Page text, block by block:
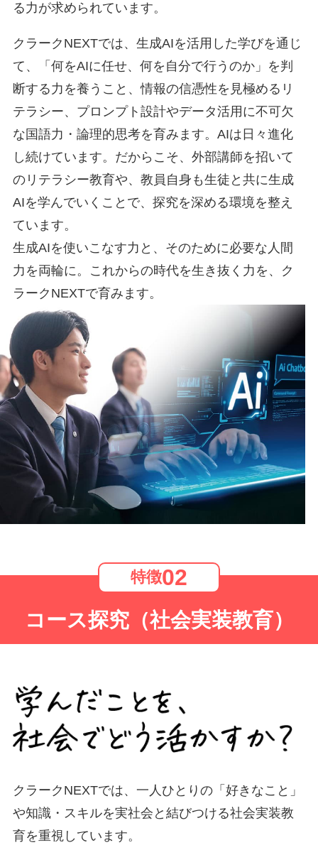
る力が求められています。
クラークNEXTでは、生成AIを活用した学びを通じ
て、「何をAIに任せ、何を自分で行うのか」を判
断する力を養うこと、情報の信憑性を見極めるリ
テラシー、プロンプト設計やデータ活用に不可欠
な国語力・論理的思考を育みます。AIは日々進化
し続けています。だからこそ、外部講師を招いて
のリテラシー教育や、教員自身も生徒と共に生成
AIを学んでいくことで、探究を深める環境を整え
ています。
生成AIを使いこなす力と、そのために必要な人間
力を両輪に。これからの時代を生き抜く力を、ク
ラークNEXTで育みます。
特徴02
コース探究（社会実装教育）
クラークNEXTでは、一人ひとりの「好きなこと」
や知識・スキルを実社会と結びつける社会実装教
育を重視しています。